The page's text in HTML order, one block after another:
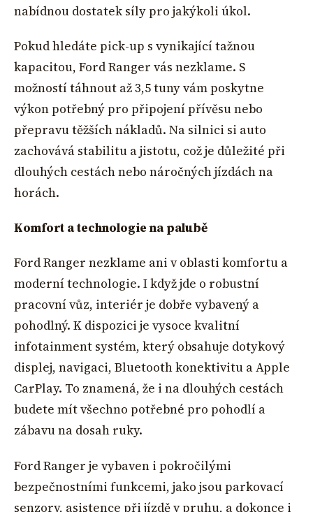
nabídnou dostatek síly pro jakýkoli úkol.
Pokud hledáte pick-up s vynikající tažnou
kapacitou, Ford Ranger vás nezklame. S
možností táhnout až 3,5 tuny vám poskytne
výkon potřebný pro připojení přívěsu nebo
přepravu těžších nákladů. Na silnici si auto
zachovává stabilitu a jistotu, což je důležité při
dlouhých cestách nebo náročných jízdách na
horách.
Komfort a technologie na palubě
Ford Ranger nezklame ani v oblasti komfortu a
moderní technologie. I když jde o robustní
pracovní vůz, interiér je dobře vybavený a
pohodlný. K dispozici je vysoce kvalitní
infotainment systém, který obsahuje dotykový
displej, navigaci, Bluetooth konektivitu a Apple
CarPlay. To znamená, že i na dlouhých cestách
budete mít všechno potřebné pro pohodlí a
zábavu na dosah ruky.
Ford Ranger je vybaven i pokročilými
bezpečnostními funkcemi, jako jsou parkovací
senzory, asistence při jízdě v pruhu, a dokonce i